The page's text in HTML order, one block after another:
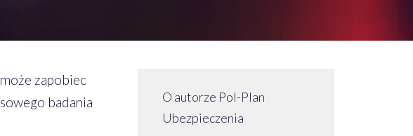
zapobiec
badania
O autorze Pol-Plan
Ubezpieczenia